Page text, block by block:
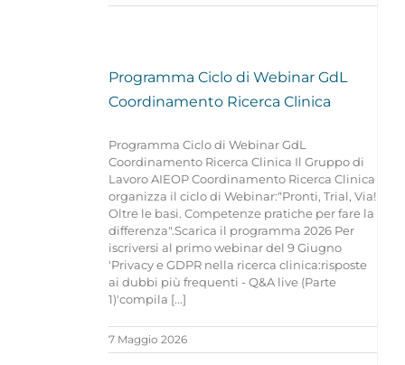
Programma Ciclo di Webinar GdL
Coordinamento Ricerca Clinica
Programma Ciclo di Webinar GdL
Coordinamento Ricerca Clinica Il Gruppo di
Lavoro AIEOP Coordinamento Ricerca Clinica
organizza il ciclo di Webinar:“Pronti, Trial, Via!
Oltre le basi. Competenze pratiche per fare la
differenza".Scarica il programma 2026 Per
iscriversi al primo webinar del 9 Giugno
'Privacy e GDPR nella ricerca clinica:risposte
ai dubbi più frequenti - Q&A live (Parte
1)'compila [...]
7 Maggio 2026